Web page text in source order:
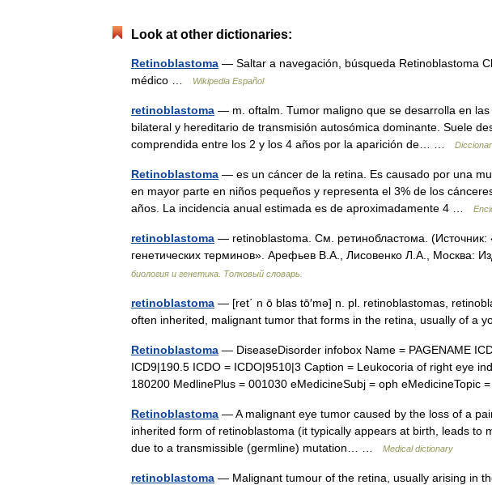
Look at other dictionaries:
Retinoblastoma — Saltar a navegación, búsqueda Retinoblastoma
médico …
Wikipedia Español
retinoblastoma — m. oftalm. Tumor maligno que se desarrolla en
bilateral y hereditario de transmisión autosómica dominante. Suele
comprendida entre los 2 y los 4 años por la aparición de… …
Retinoblastoma — es un cáncer de la retina. Es causado por una
en mayor parte en niños pequeños y representa el 3% de los
años. La incidencia anual estimada es de aproximadamente 4 …
retinoblastoma — retinoblastoma. См. ретинобластома. (Источник:
генетических терминов». Арефьев В.А., Лисовенко Л.А., Москва:
биология и генетика. Толковый словарь.
retinoblastoma — [ret΄ n ō blas tō′mə] n. pl. retinoblastomas,
often inherited, malignant tumor that forms in the retina, usually of a
Retinoblastoma — DiseaseDisorder infobox Name = PAGENAME
ICD9|190.5 ICDO = ICDO|9510|3 Caption = Leukocoria of right eye
180200 MedlinePlus = 001030 eMedicineSubj = oph
Retinoblastoma — A malignant eye tumor caused by the loss of a
inherited form of retinoblastoma (it typically appears at birth, leads to
due to a transmissible (germline) mutation… …
Medical dictionary
retinoblastoma — Malignant tumour of the retina, usually arising in